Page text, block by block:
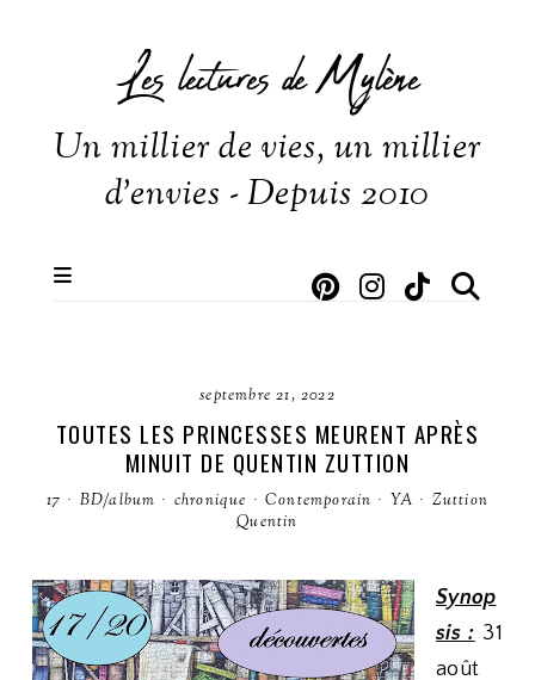
Les lectures de Mylène
Un millier de vies, un millier
d'envies - Depuis 2010
septembre 21, 2022
TOUTES LES PRINCESSES MEURENT APRÈS
MINUIT DE QUENTIN ZUTTION
17 · BD/album · chronique · Contemporain · YA · Zuttion
Quentin
Synop
sis : 31
août